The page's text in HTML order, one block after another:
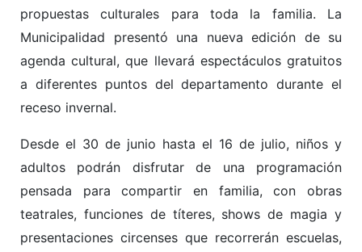
propuestas culturales para toda la familia. La
Municipalidad presentó una nueva edición de su
agenda cultural, que llevará espectáculos gratuitos
a diferentes puntos del departamento durante el
receso invernal.
Desde el 30 de junio hasta el 16 de julio, niños y
adultos podrán disfrutar de una programación
pensada para compartir en familia, con obras
teatrales, funciones de títeres, shows de magia y
presentaciones circenses que recorrerán escuelas,